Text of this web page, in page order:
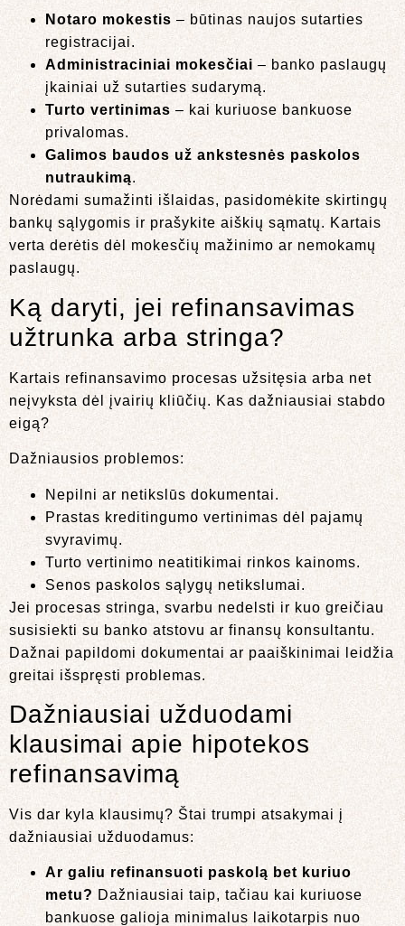
Notaro mokestis – būtinas naujos sutarties
registracijai.
Administraciniai mokesčiai – banko paslaugų
įkainiai už sutarties sudarymą.
Turto vertinimas – kai kuriuose bankuose
privalomas.
Galimos baudos už ankstesnės paskolos
nutraukimą.
Norėdami sumažinti išlaidas, pasidomėkite skirtingų
bankų sąlygomis ir prašykite aiškių sąmatų. Kartais
verta derėtis dėl mokesčių mažinimo ar nemokamų
paslaugų.
Ką daryti, jei refinansavimas
užtrunka arba stringa?
Kartais refinansavimo procesas užsitęsia arba net
neįvyksta dėl įvairių kliūčių. Kas dažniausiai stabdo
eigą?
Dažniausios problemos:
Nepilni ar netikslūs dokumentai.
Prastas kreditingumo vertinimas dėl pajamų
svyravimų.
Turto vertinimo neatitikimai rinkos kainoms.
Senos paskolos sąlygų netikslumai.
Jei procesas stringa, svarbu nedelsti ir kuo greičiau
susisiekti su banko atstovu ar finansų konsultantu.
Dažnai papildomi dokumentai ar paaiškinimai leidžia
greitai išspręsti problemas.
Dažniausiai užduodami
klausimai apie hipotekos
refinansavimą
Vis dar kyla klausimų? Štai trumpi atsakymai į
dažniausiai užduodamus:
Ar galiu refinansuoti paskolą bet kuriuo
metu? Dažniausiai taip, tačiau kai kuriuose
bankuose galioja minimalus laikotarpis nuo